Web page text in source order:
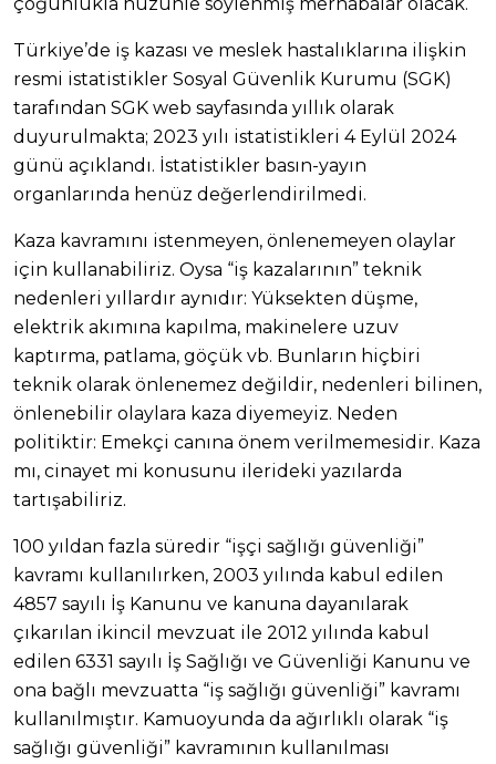
Türkiye’de iş kazası ve meslek hastalıklarına ilişkin
resmi istatistikler Sosyal Güvenlik Kurumu (SGK)
tarafından SGK web sayfasında yıllık olarak
duyurulmakta; 2023 yılı istatistikleri 4 Eylül 2024
günü açıklandı. İstatistikler basın-yayın
organlarında henüz değerlendirilmedi.
Kaza kavramını istenmeyen, önlenemeyen olaylar
için kullanabiliriz. Oysa “iş kazalarının” teknik
nedenleri yıllardır aynıdır: Yüksekten düşme,
elektrik akımına kapılma, makinelere uzuv
kaptırma, patlama, göçük vb. Bunların hiçbiri
teknik olarak önlenemez değildir, nedenleri bilinen,
önlenebilir olaylara kaza diyemeyiz. Neden
politiktir: Emekçi canına önem verilmemesidir. Kaza
mı, cinayet mi konusunu ilerideki yazılarda
tartışabiliriz.
100 yıldan fazla süredir “işçi sağlığı güvenliği”
kavramı kullanılırken, 2003 yılında kabul edilen
4857 sayılı İş Kanunu ve kanuna dayanılarak
çıkarılan ikincil mevzuat ile 2012 yılında kabul
edilen 6331 sayılı İş Sağlığı ve Güvenliği Kanunu ve
ona bağlı mevzuatta “iş sağlığı güvenliği” kavramı
kullanılmıştır. Kamuoyunda da ağırlıklı olarak “iş
sağlığı güvenliği” kavramının kullanılması